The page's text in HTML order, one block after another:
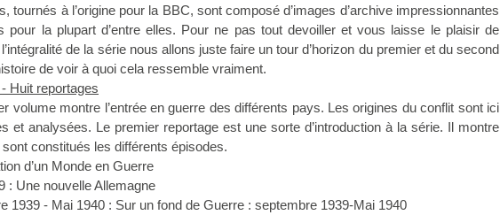
tournés à l’origine pour la BBC, sont composé d’images d’archive impressionnantes
pour la plupart d’entre elles. Pour ne pas tout devoiller et vous laisse le plaisir de
de la série nous allons juste faire un tour d’horizon du premier et du second
de voir à quoi cela ressemble vraiment.
Huit reportages
volume montre l’entrée en guerre des différents pays. Les origines du conflit sont ici
et analysées. Le premier reportage est une sorte d’introduction à la série. Il montre
constitués les différents épisodes.
d’un Monde en Guerre
: Une nouvelle Allemagne
1939 - Mai 1940 : Sur un fond de Guerre : septembre 1939-Mai 1940